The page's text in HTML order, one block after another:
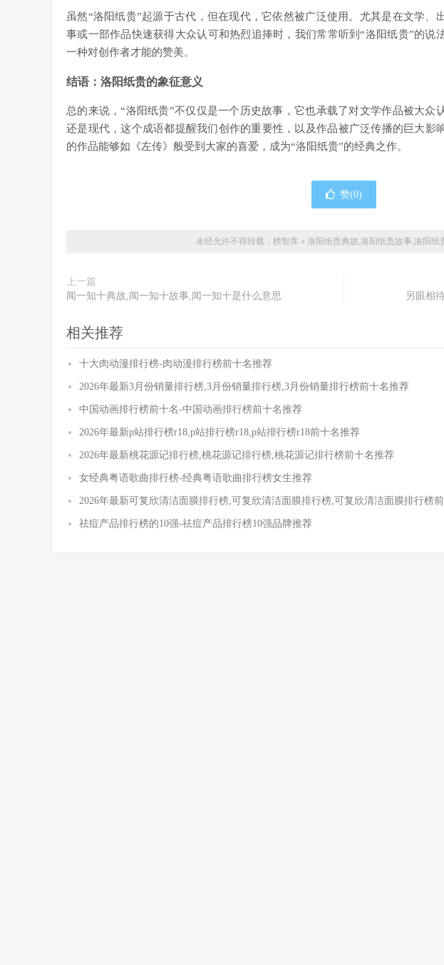
虽然“洛阳纸贵”起源于古代，但在现代，它依然被广泛使用。尤其是在文学、
事或一部作品快速获得大众认可和热烈追捧时，我们常常听到“洛阳纸贵”的说
一种对创作者才能的赞美。
结语：洛阳纸贵的象征意义
总的来说，“洛阳纸贵”不仅仅是一个历史故事，它也承载了对文学作品被大众
还是现代，这个成语都提醒我们创作的重要性，以及作品被广泛传播的巨大影
的作品能够如《左传》般受到大家的喜爱，成为“洛阳纸贵”的经典之作。
赞(0)
未经允许不得转载： 榜智库 » 洛阳纸贵典故,洛阳纸贵故事,洛阳纸
上一篇
闻一知十典故,闻一知十故事,闻一知十是什么意思
另眼相
相关推荐
十大肉动漫排行榜-肉动漫排行榜前十名推荐
2026年最新3月份销量排行榜,3月份销量排行榜,3月份销量排行榜前十名推荐
中国动画排行榜前十名-中国动画排行榜前十名推荐
2026年最新p站排行榜r18,p站排行榜r18,p站排行榜r18前十名推荐
2026年最新桃花源记排行榜,桃花源记排行榜,桃花源记排行榜前十名推荐
女经典粤语歌曲排行榜-经典粤语歌曲排行榜女生推荐
2026年最新可复欣清洁面膜排行榜,可复欣清洁面膜排行榜,可复欣清洁面膜排行榜
祛痘产品排行榜的10强-祛痘产品排行榜10强品牌推荐